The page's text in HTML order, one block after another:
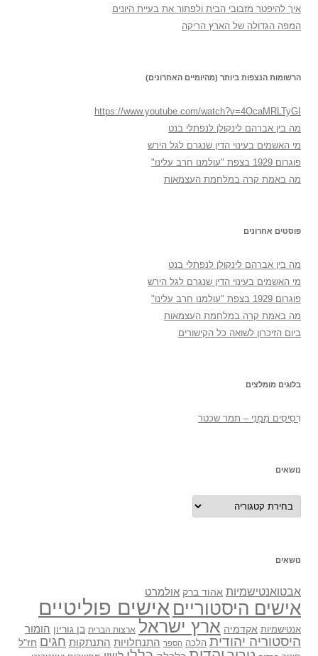
איך להיפטר מזבובי הבית ולפתור את בעיית היונים
המפה הגדולה של הארץ הריקה
הרשומות הנצפות ביותר (מהיומיים האחרונים)
https://www.youtube.com/watch?v=4OcaMRLTyGI
מה בין אברהם לינקולן לנפתלי בנט
מי האשמים בעינוי הדין שנגרם לגל הירש
פוגרום 1929 בצפת "עולמנו חרב עלינו"
מה באמת קרה במלחמת העצמאות
פוסטים אחרונים
מה בין אברהם לינקולן לנפתלי בנט
מי האשמים בעינוי הדין שנגרם לגל הירש
פוגרום 1929 בצפת "עולמנו חרב עלינו"
מה באמת קרה במלחמת העצמאות
ביום הזיכרון לשואה כל הקישורים
בלוגים מומלצים
רְסִיסִים מִמֶנִי – תמר שכטר
נושאים
נושאים
נושאים
אבטואנטישמיות אהוד ברק אולמרט
אישים היסטוריים אישים פוליטיים
אנטישמיות אקדמיה ארץ ישראל ארצות הברית בן גוריון הומור
היסטוריה יהודית הלכה הספר התנחלויות התנתקות חגים חז"ל